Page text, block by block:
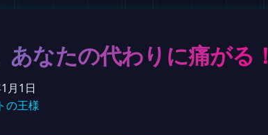
なたの代わりに痛がる！
月1日
の王様